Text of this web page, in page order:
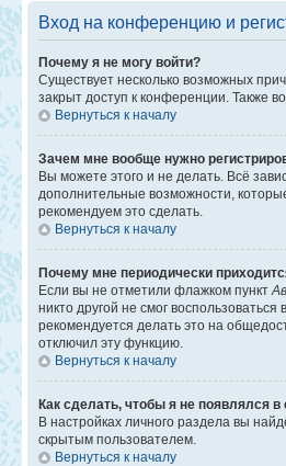
Вход на конференцию и
Почему я не могу войти?
Существует несколько возможных
закрыт доступ к конференции. Также
Вернуться к началу
Зачем мне вообще нужно
Вы можете этого и не делать. Всё
дополнительные возможности,
рекомендуем это сделать.
Вернуться к началу
Почему мне периодически
Если вы не отметили флажком пункт
никто другой не смог
рекомендуется делать это на
отключил эту функцию.
Вернуться к началу
Как сделать, чтобы я не появлялся
В настройках личного раздела вы
скрытым пользователем.
Вернуться к началу